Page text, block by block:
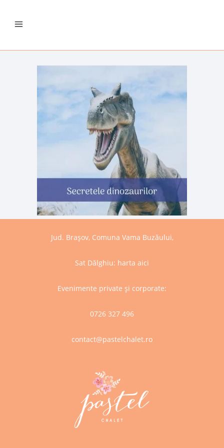
Jud. Brașov, Comuna Vama Buzăului,
Sat Dălghiu: harta aici
Evenimente private și corporate:
0726 327 496
contact@pastelchalet.ro